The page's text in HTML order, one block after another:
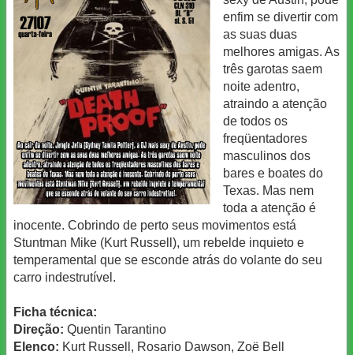
enfim se divertir com
as suas duas
melhores amigas. As
três garotas saem
noite adentro,
atraindo a atenção
de todos os
freqüentadores
masculinos dos
bares e boates do
Texas. Mas nem
toda a atenção é
inocente. Cobrindo de perto seus movimentos está
Stuntman Mike (Kurt Russell), um rebelde inquieto e
temperamental que se esconde atrás do volante do seu
carro indestrutível.
Ficha técnica:
Direção: Quentin Tarantino
Elenco: Kurt Russell, Rosario Dawson, Zoë Bell